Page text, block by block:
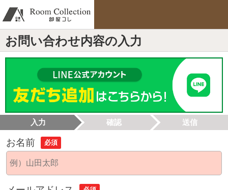
お問い合わせ内容の入力
入力 確認 送信
お名前 必須